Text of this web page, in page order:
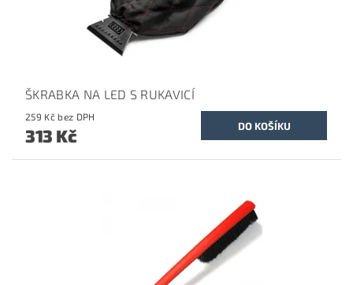
ŠKRABKA NA LED S RUKAVICÍ
259 Kč bez DPH
313 Kč